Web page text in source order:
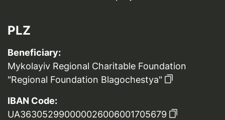
PLZ
Beneficiary:
Mykolayiv Regional Charitable Foundation
"Regional Foundation Blagochestya"
IBAN Code:
UA363052990000026006001705679